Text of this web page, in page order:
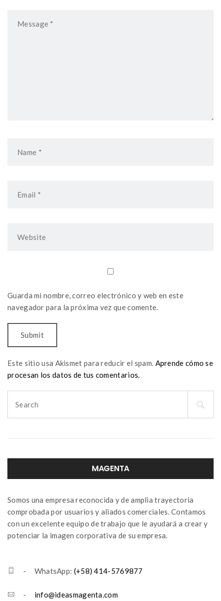
Guarda mi nombre, correo electrónico y web en este
navegador para la próxima vez que comente.
Este sitio usa Akismet para reducir el spam. Aprende cómo se
procesan los datos de tus comentarios.
for:
MAGENTA
Somos una empresa reconocida y de amplia trayectoria
comprobada por usuarios y aliados comerciales. Contamos
con un excelente equipo de trabajo que le ayudará a crear y
potenciar la imagen corporativa de su empresa.
- WhatsApp: (+58) 414-5769877
- info@ideasmagenta.com